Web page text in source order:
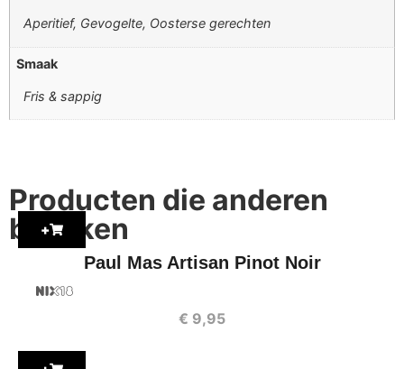
Aperitief, Gevogelte, Oosterse gerechten
Smaak
Fris & sappig
Producten die anderen
bekijken
+
Paul Mas Artisan Pinot Noir
€ 9,95